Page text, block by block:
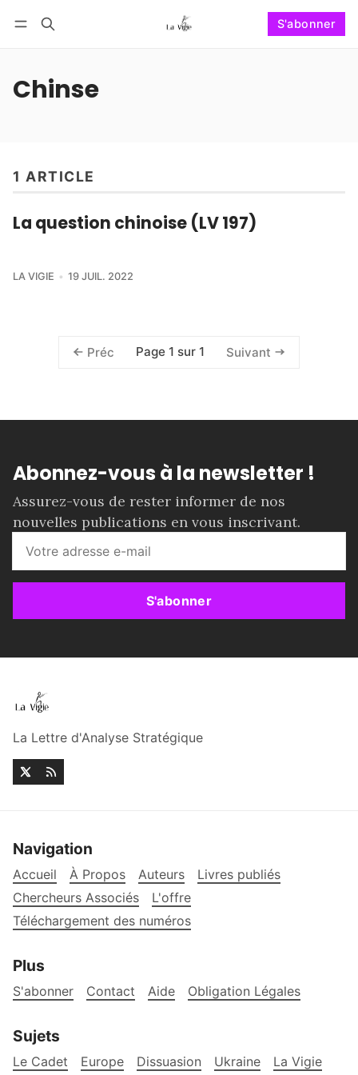
S'abonner
Chinse
1 ARTICLE
La question chinoise (LV 197)
LA VIGIE 19 JUIL. 2022
Préc Page 1 sur 1 Suivant
Abonnez-vous à la newsletter !
Assurez-vous de rester informer de nos
nouvelles publications en vous inscrivant.
S'abonner
La Lettre d'Analyse Stratégique
Navigation
Accueil À Propos Auteurs
Livres publiés
Chercheurs Associés
L'offre
Téléchargement des numéros
Plus
S'abonner Contact Aide Obligation Légales
Sujets
Le Cadet Europe Dissuasion Ukraine La Vigie